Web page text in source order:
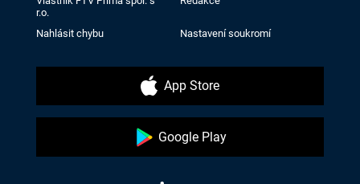
r.o.
Nahlásit chybu Nastavení soukromí
App Store
Google Play